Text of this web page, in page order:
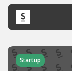
Startup